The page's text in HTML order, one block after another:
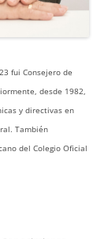
fui Consejero de
desde 1982,
y directivas en
También
del Colegio Oficial